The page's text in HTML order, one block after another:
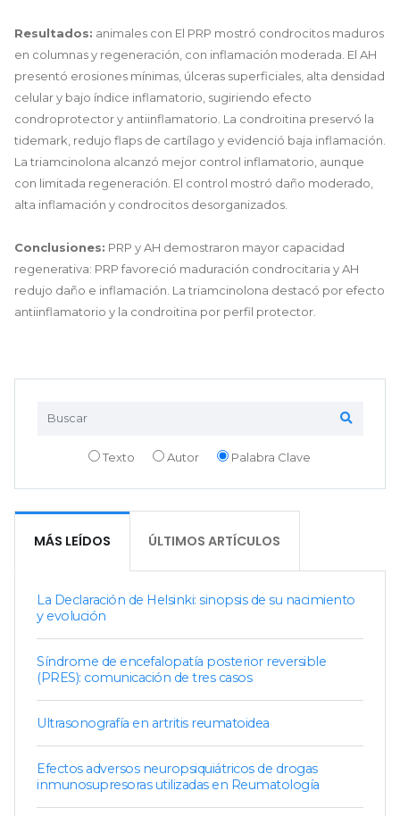
Texto Autor Palabra Clave
MÁS LEÍDOS ÚLTIMOS ARTÍCULOS
La Declaración de Helsinki: sinopsis de su nacimiento
y evolución
Síndrome de encefalopatía posterior reversible
(PRES): comunicación de tres casos
Ultrasonografía en artritis reumatoidea
Efectos adversos neuropsiquiátricos de drogas
inmunosupresoras utilizadas en Reumatología
Resultados: animales con El PRP mostró condrocitos maduros
en columnas y regeneración, con inflamación moderada. El AH
presentó erosiones mínimas, úlceras superficiales, alta densidad
celular y bajo índice inflamatorio, sugiriendo efecto
condroprotector y antiinflamatorio. La condroitina preservó la
tidemark, redujo flaps de cartílago y evidenció baja inflamación.
La triamcinolona alcanzó mejor control inflamatorio, aunque
con limitada regeneración. El control mostró daño moderado,
alta inflamación y condrocitos desorganizados.
Conclusiones: PRP y AH demostraron mayor capacidad
regenerativa: PRP favoreció maduración condrocitaria y AH
redujo daño e inflamación. La triamcinolona destacó por efecto
antiinflamatorio y la condroitina por perfil protector.